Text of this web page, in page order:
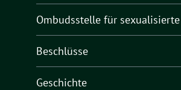
Ombudsstelle für
Beschlüsse
Geschichte